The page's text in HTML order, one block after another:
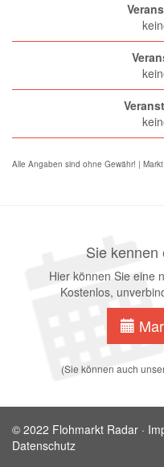
Alle Angaben sind ohne Gewähr! |
Sie kennen
Hier können Sie eine
Kostenlos,
(Sie können auch
© 2022 Flohmarkt Radar ·
Datenschutz